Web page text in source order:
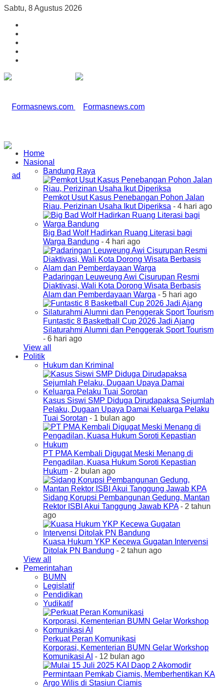
Sabtu, 8 Agustus 2026
Home
Nasional
Bandung Raya
Pemkot Usut Kasus Penebangan Pohon Jalan
Riau, Perizinan Usaha Ikut Diperiksa - 4 hari ago
Big Bad Wolf Hadirkan Ruang Literasi bagi
Warga Bandung - 4 hari ago
Padaringan Leuweung Awi Cisurupan Resmi
Diaktivasi, Wali Kota Dorong Wisata Berbasis
Alam dan Pemberdayaan Warga - 5 hari ago
Funtastic 8 Basketball Cup 2026 Jadi Ajang
Silaturahmi Alumni dan Penggerak Sport Tourism
- 6 hari ago
View all
Politik
Hukum dan Kriminal
Kasus Siswi SMP Diduga Dirudapaksa Sejumlah
Pelaku, Dugaan Upaya Damai Keluarga Pelaku
Tuai Sorotan - 1 bulan ago
PT PMA Kembali Digugat Meski Menang di
Pengadilan, Kuasa Hukum Soroti Kepastian
Hukum - 2 bulan ago
Sidang Korupsi Pembangunan Gedung, Mantan
Rektor ISBI Akui Tanggung Jawab KPA- 2 tahun
ago
Kuasa Hukum YKP Kecewa Gugatan Intervensi
Ditolak PN Bandung - 2 tahun ago
View all
Pemerintahan
BUMN
Legislatif
Pendidikan
Yudikatif
Perkuat Peran Komunikasi
Korporasi, Kementerian BUMN Gelar Workshop
Komunikasi AI - 12 bulan ago